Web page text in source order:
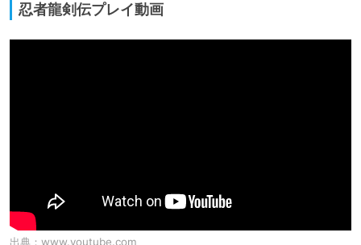
忍者龍剣伝プレイ動画
出典： www.youtube.com